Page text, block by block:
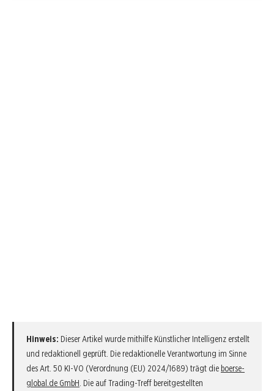
Hinweis: Dieser Artikel wurde mithilfe Künstlicher Intelligenz erstellt
und redaktionell geprüft. Die redaktionelle Verantwortung im Sinne
des Art. 50 KI-VO (Verordnung (EU) 2024/1689) trägt die boerse-
global.de GmbH . Die auf Trading-Treff bereitgestellten